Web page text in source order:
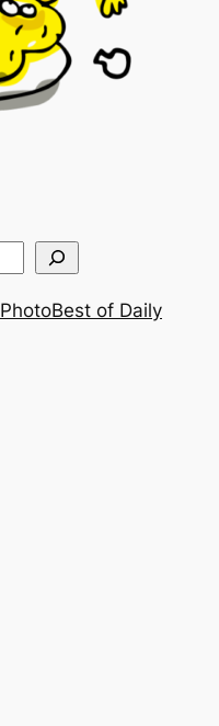
PhotoBest of Daily